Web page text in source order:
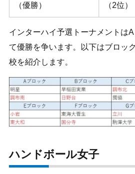
（優勝）
（2位）
インターハイ予選トーナメントは
て優勝を争います。以下はブロッ
校を紹介します。
ハンドボール女子